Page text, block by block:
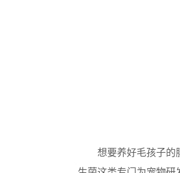
想要养好毛孩子的